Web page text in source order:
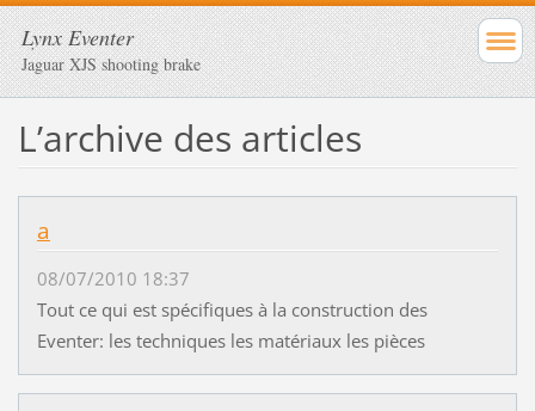
Lynx Eventer
Jaguar XJS shooting brake
Lʼarchive des articles
a
08/07/2010 18:37
Tout ce qui est spécifiques à la construction des
Eventer: les techniques les matériaux les pièces